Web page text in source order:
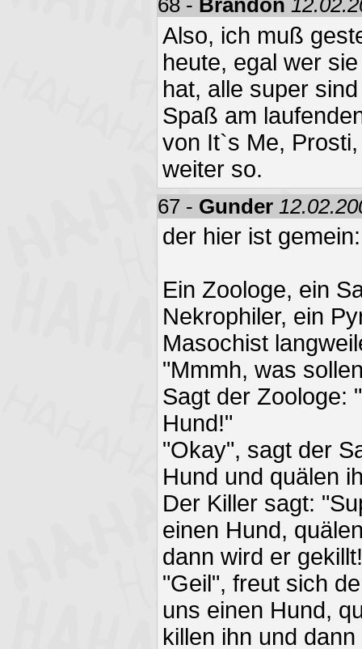
68 - Brandon
Also, ich muß
heute, egal wer
hat, alle super
Spaß am
von It`s Me,
weiter so.
67 - Gunder
der hier ist gemein:
Ein Zoologe, ein
Nekrophiler, ein
Masochist
"Mmmh, was
Sagt der Zoologe:
Hund!"
"Okay", sagt der
Hund und quälen
Der Killer sagt:
einen Hund,
dann wird er
"Geil", freut sich
uns einen Hund,
killen ihn und